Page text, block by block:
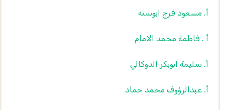
أ. مسعود فرج ابوسته
أ . فاطمة محمد الامام
أ. سليمة ابوبكر الدوكالي
أ. عبدالرؤوف محمد حماد